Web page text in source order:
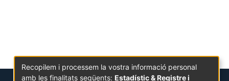
Recopilem i processem la vostra informació personal
amb les finalitats següents: Estadístic & Registre i